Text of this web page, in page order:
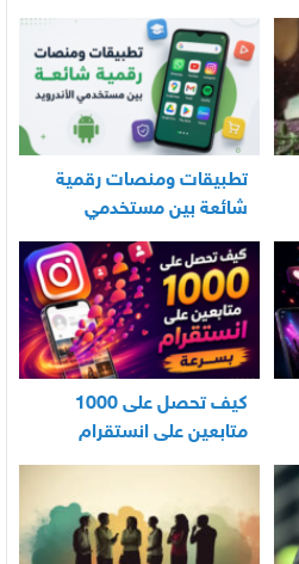
العناية اليومية بالرضيع
تطبيقات ومنصات رقمية
شائعة بين مستخدمي
الأندرويد
كيف تحصل على 1000
متابعين على انستقرام
بسرعة